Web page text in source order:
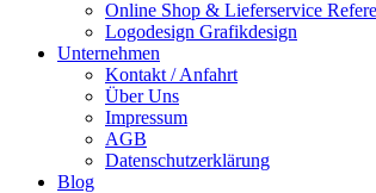
Online Shop & Lieferservice
Logodesign Grafikdesign
Unternehmen
Kontakt / Anfahrt
Über Uns
Impressum
AGB
Datenschutzerklärung
Blog